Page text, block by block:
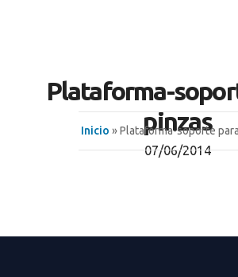
Plataforma-
pinzas
07/06/2014
Inicio » Plataforma-soporte